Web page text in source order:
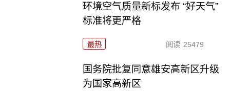
环境空气质量新标发布 “好天气”
标准将更严格
最热 阅读 25479
国务院批复同意雄安高新区升级
为国家高新区